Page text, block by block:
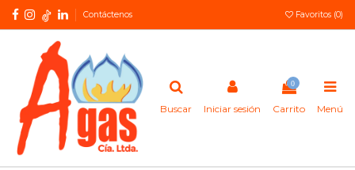
Contáctenos Favoritos (0)
Buscar Iniciar sesión
0
Carrito Menú